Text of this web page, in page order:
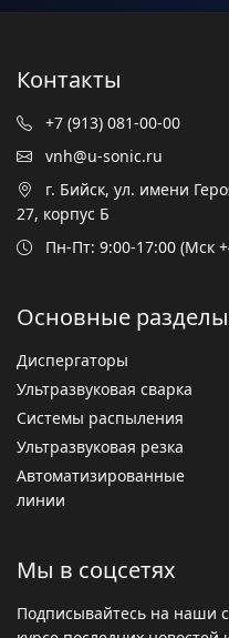
Контакты
+7 (913) 081-00-00
vnh@u-sonic.ru
г. Бийск, ул. имени
27, корпус Б
Пн-Пт: 9:00-17:00 (Мск
Основные разделы
Диспергаторы
Ультразвуковая сварка
Системы распыления
Ультразвуковая резка
Автоматизированные
линии
Мы в соцсетях
Подписывайтесь на наши